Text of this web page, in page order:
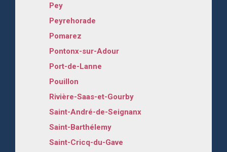
Pey
Peyrehorade
Pomarez
Pontonx-sur-Adour
Port-de-Lanne
Pouillon
Rivière-Saas-et-Gourby
Saint-André-de-Seignanx
Saint-Barthélemy
Saint-Cricq-du-Gave